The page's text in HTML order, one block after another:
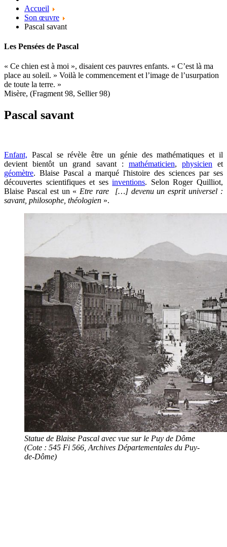
Accueil
Son œuvre
Pascal savant
Les Pensées de Pascal
« Ce chien est à moi », disaient ces pauvres enfants. « C’est là ma
place au soleil. » Voilà le commencement et l’image de l’usurpation
de toute la terre. »
Misère, (Fragment 98, Sellier 98)
Pascal savant
Enfant, Pascal se révèle être un génie des mathématiques et il
devient bientôt un grand savant : mathématicien, physicien et
géomètre. Blaise Pascal a marqué l'histoire des sciences par ses
découvertes scientifiques et sesinventions. Selon Roger Quilliot,
Blaise Pascal est un « Etre rare […] devenu un esprit universel :
savant, philosophe, théologien ».
Statue de Blaise Pascal avec vue sur le Puy de Dôme
(Cote : 545 Fi 566, Archives Départementales du Puy-
de-Dôme)